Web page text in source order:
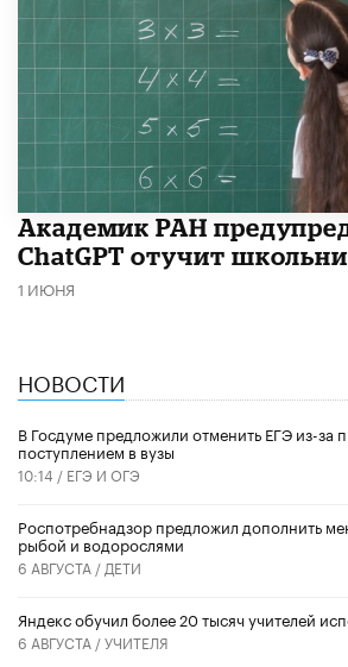
Академик РАН
ChatGPT отучит
1 ИЮНЯ
НОВОСТИ
В Госдуме предложили отменить ЕГЭ из-за
поступлением в вузы
10:14 / ЕГЭ И ОГЭ
Роспотребнадзор предложил дополнить
рыбой и водорослями
6 АВГУСТА / ДЕТИ
​Яндекс обучил более 20 тысяч учителей
6 АВГУСТА /УЧИТЕЛЯ